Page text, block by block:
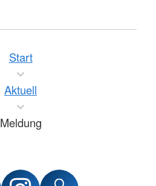
Start
Aktuell
Meldung